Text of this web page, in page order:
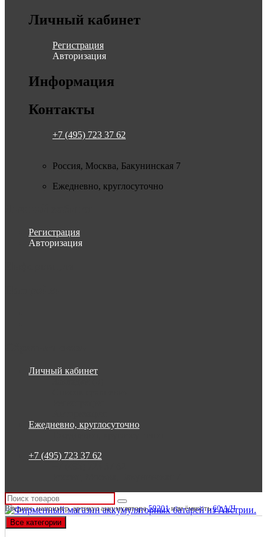
Личный кабинет
Регистрация
Авторизация
Информация
Контакты
+7 (495) 723 37 62
Россия, Москва, Бакунинская 7
Ежедневно, круглосуточно
Регистрация
Авторизация
Личный кабинет
Ежедневно, круглосуточно
+7 (495) 723 37 62
Введите, например, артикул аккумулятора59201или ёмкость60 А/Ч
Все категории